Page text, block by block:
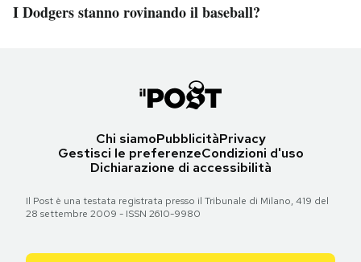
I Dodgers stanno rovinando il baseball?
Chi siamoPubblicitàPrivacy
Gestisci le preferenzeCondizioni d'uso
Dichiarazione di accessibilità
Il Post è una testata registrata presso il Tribunale di Milano, 419 del
28 settembre 2009 - ISSN 2610-9980